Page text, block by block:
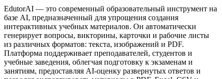
EdutorAI — это современный образовательный инструмент на
базе AI, предназначенный для упрощения создания
интерактивных учебных материалов. Он автоматически
генерирует вопросы, викторины, карточки и рабочие листы
из различных форматов: текста, изображений и PDF.
Платформа поддерживает преподавателей, студентов и
учебные заведения, облегчая подготовку к экзаменам и
занятиям, предоставляя AI-оценку развернутых ответов и